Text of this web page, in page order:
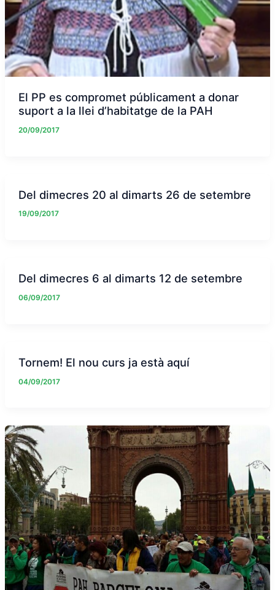
El PP es compromet públicament a donar
suport a la llei d’habitatge de la PAH
20/09/2017
Del dimecres 20 al dimarts 26 de setembre
19/09/2017
Del dimecres 6 al dimarts 12 de setembre
06/09/2017
Tornem! El nou curs ja està aquí
04/09/2017